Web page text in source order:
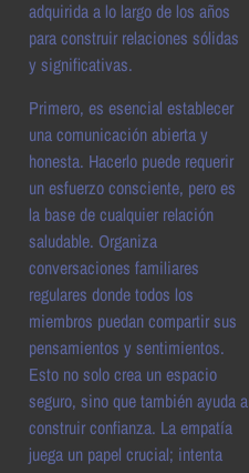
adquirida a lo largo de los años
para construir relaciones sólidas
y significativas.
Primero, es esencial establecer
una comunicación abierta y
honesta. Hacerlo puede requerir
un esfuerzo consciente, pero es
la base de cualquier relación
saludable. Organiza
conversaciones familiares
regulares donde todos los
miembros puedan compartir sus
pensamientos y sentimientos.
Esto no solo crea un espacio
seguro, sino que también ayuda a
construir confianza. La empatía
juega un papel crucial; intenta